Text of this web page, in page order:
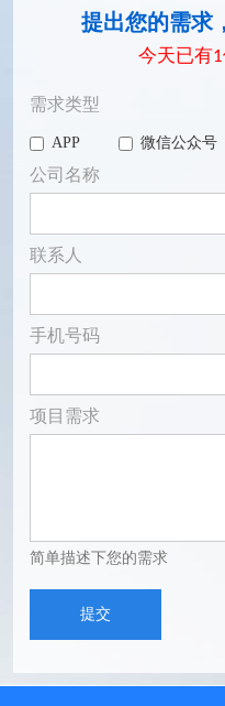
提出您的需求
今天已有1
需求类型
APP 微信公众号
公司名称
联系人
手机号码
项目需求
简单描述下您的需求
提交